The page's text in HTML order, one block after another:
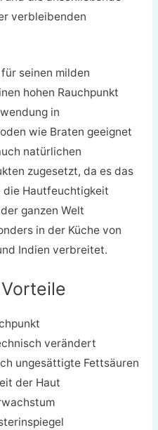
verbleibenden
seinen milden
hohen Rauchpunkt
in
wie Braten geeignet
natürlichen
zugesetzt, da es das
Hautfeuchtigkeit
ganzen Welt
in der Küche von
Indien verbreitet.
verändert
ungesättigte Fettsäuren
der Haut